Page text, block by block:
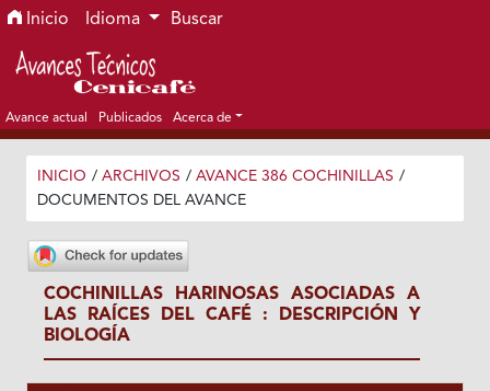
Ir al menú de navegación principal
Ir al contenido principal
Ir al pie de página del sitio
Inicio Idioma Buscar
Avance actual Publicados Acerca de
INICIO / ARCHIVOS / AVANCE 386 COCHINILLAS /
DOCUMENTOS DEL AVANCE
COCHINILLAS HARINOSAS ASOCIADAS A
LAS RAÍCES DEL CAFÉ : DESCRIPCIÓN Y
BIOLOGÍA